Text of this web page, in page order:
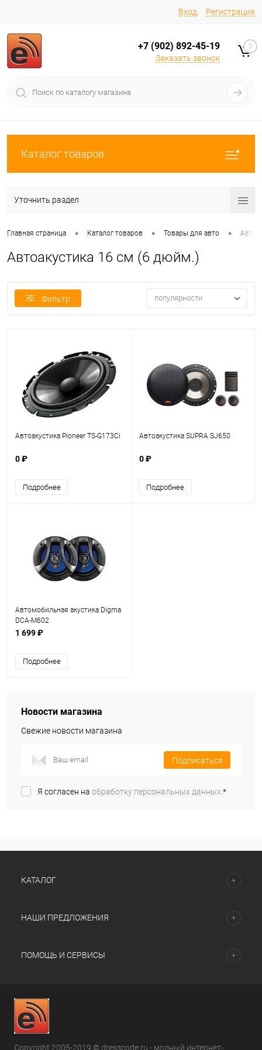
Вход Регистрация
+7 (902) 892-45-19
Заказать звонок
0
Каталог товаров
Уточнить раздел
Главная страница • Каталог товаров • Товары для авто •
Автоакустика 16 см (6 дюйм.)
Фильтр популярности
Автоакустика Pioneer TS-G173Ci
0 ₽
Подробнее
Автоакустика SUPRA SJ650
0 ₽
Подробнее
Автомобильная акустика Digma
DCA-M602
1 699 ₽
Подробнее
Новости магазина
Свежие новости магазина
Подписаться
Я согласен на обработку персональных данных.*
КАТАЛОГ
НАШИ ПРЕДЛОЖЕНИЯ
ПОМОЩЬ И СЕРВИСЫ
Copyright 2005-2019 © dresscode.ru - модный интернет-